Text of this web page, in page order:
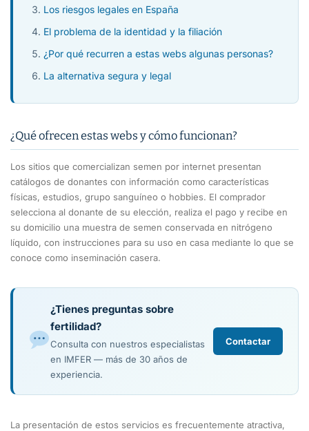
Los riesgos legales en España
El problema de la identidad y la filiación
¿Por qué recurren a estas webs algunas personas?
La alternativa segura y legal
¿Qué ofrecen estas webs y cómo funcionan?
Los sitios que comercializan semen por internet presentan
catálogos de donantes con información como características
físicas, estudios, grupo sanguíneo o hobbies. El comprador
selecciona al donante de su elección, realiza el pago y recibe en
su domicilio una muestra de semen conservada en nitrógeno
líquido, con instrucciones para su uso en casa mediante lo que se
conoce como inseminación casera.
¿Tienes preguntas sobre
fertilidad?
Consulta con nuestros especialistas
en IMFER — más de 30 años de
experiencia.
Contactar
La presentación de estos servicios es frecuentemente atractiva,